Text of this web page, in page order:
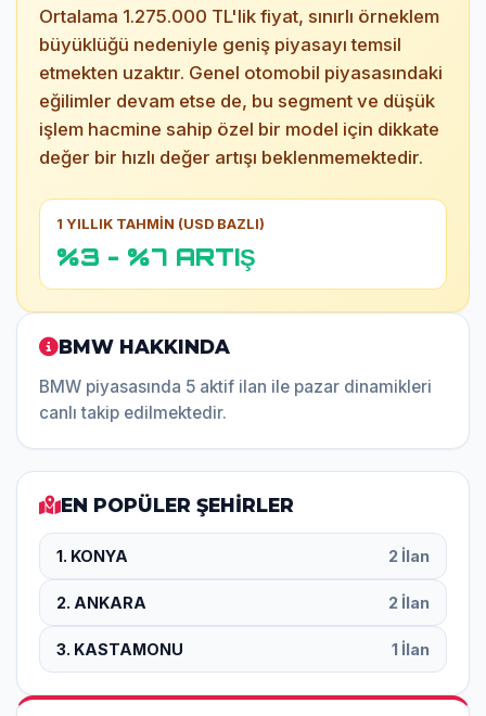
Ortalama 1.275.000 TL'lik fiyat, sınırlı örneklem
büyüklüğü nedeniyle geniş piyasayı temsil
etmekten uzaktır. Genel otomobil piyasasındaki
eğilimler devam etse de, bu segment ve düşük
işlem hacmine sahip özel bir model için dikkate
değer bir hızlı değer artışı beklenmemektedir.
1 YILLIK TAHMİN (USD BAZLI)
%3 - %7 ARTIŞ
BMW HAKKINDA
BMW piyasasında 5 aktif ilan ile pazar dinamikleri
canlı takip edilmektedir.
EN POPÜLER ŞEHİRLER
1. KONYA 2 İlan
2. ANKARA 2 İlan
3. KASTAMONU 1 İlan